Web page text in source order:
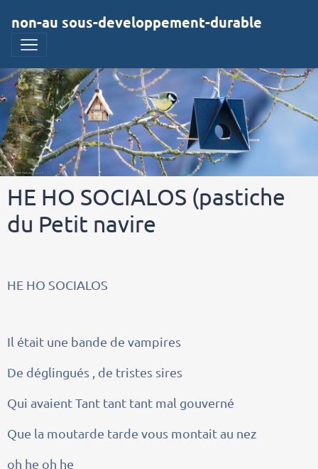
non-au sous-developpement-durable
HE HO SOCIALOS (pastiche
du Petit navire
HE HO SOCIALOS
Il était une bande de vampires
De déglingués , de tristes sires
Qui avaient Tant tant tant mal gouverné
Que la moutarde tarde vous montait au nez
oh he oh he